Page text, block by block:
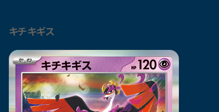
キチキギス